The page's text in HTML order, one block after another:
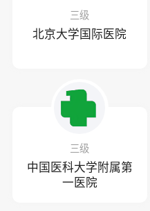
三级
北京大学国际医院
三级
中国医科大学附属第
一医院